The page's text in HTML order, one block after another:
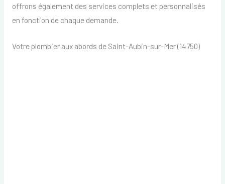
offrons également des services complets et personnalisés
en fonction de chaque demande.
Votre plombier aux abords de Saint-Aubin-sur-Mer (14750)